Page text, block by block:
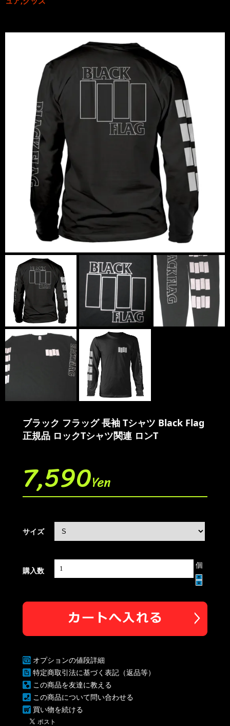
ブラック フラッグ 長袖 Tシャツ Black Flag
正規品 ロックTシャツ関連 ロンT
7,590Yen
サイズ
購入数
個
オプションの値段詳細
特定商取引法に基づく表記（返品等）
この商品を友達に教える
この商品について問い合わせる
買い物を続ける